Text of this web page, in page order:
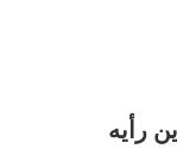
رأيه